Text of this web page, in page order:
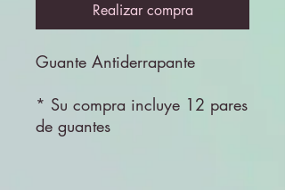
Realizar compra
Guante Antiderrapante
* Su compra incluye 12 pares
de guantes